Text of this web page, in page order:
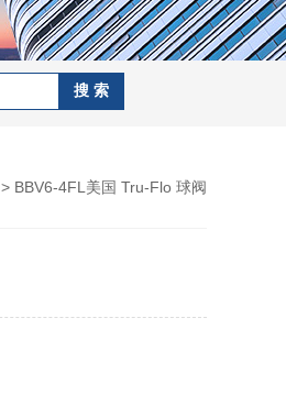
> BBV6-4FL美国 Tru-Flo 球阀